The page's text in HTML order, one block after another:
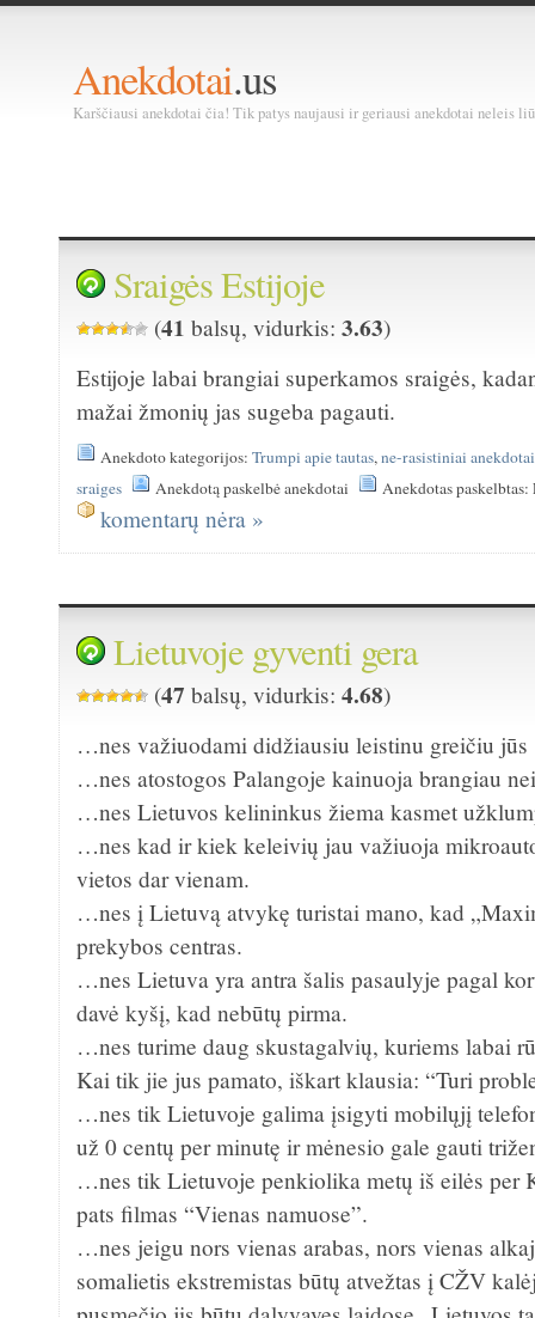
Anekdotai.us
Karščiausi anekdotai čia! Tik patys naujausi ir geriausi anekdotai neleis
Sraigės Estijoje
(41 balsų, vidurkis:3.63)
Estijoje labai brangiai superkamos sraigės,
mažai žmonių jas sugeba pagauti.
Anekdoto kategorijos:Trumpi apie tautas,ne-rasistiniai anekdotai
sraiges
Anekdotą paskelbė anekdotai Anekdotas
komentarų nėra »
Lietuvoje gyventi gera
(47 balsų, vidurkis:4.68)
…nes važiuodami didžiausiu leistinu greičiu jūs
…nes atostogos Palangoje kainuoja brangiau
…nes Lietuvos kelininkus žiema kasmet
…nes kad ir kiek keleivių jau važiuoja
vietos dar vienam.
…nes į Lietuvą atvykę turistai mano, kad
prekybos centras.
…nes Lietuva yra antra šalis pasaulyje pagal
davė kyšį, kad nebūtų pirma.
…nes turime daug skustagalvių, kuriems labai
Kai tik jie jus pamato, iškart klausia: “Turi
…nes tik Lietuvoje galima įsigyti mobilųjį
už 0 centų per minutę ir mėnesio gale gauti
…nes tik Lietuvoje penkiolika metų iš eilės per
pats filmas “Vienas namuose”.
…nes jeigu nors vienas arabas, nors vienas
somalietis ekstremistas būtų atvežtas į CŽV